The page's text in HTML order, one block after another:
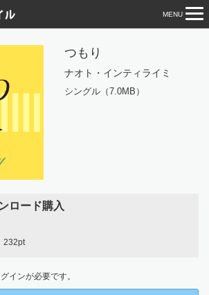
MENU
つもり
ナオト・インティライミ
シングル（7.0MB）
ロード購入
232pt
インが必要です。